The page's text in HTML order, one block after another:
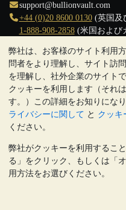
弊社は、お客様のサイト利用
問者をより理解し、サイト訪
を理解し、社外企業のサイト
クッキーを利用します（それ
す。）この詳細をお知りにな
ライバシーに関して と クッキ
ください。
弊社がクッキーを利用するこ
る」をクリック、もしくは「
用方法をお選びください。
support@bullionvault.com
+44 (0)20 8600 0130(英国及
1-888-908-2858(米国および
クリックして通話を
営業時間:
9:00～20:30 (英国), 月曜日
17:00～2:30（日本時間）,
Galmarley Ltd T/A BullionVault
3 Shortlands (7th Floor)
London
W6 8DA
United Kingdom
貴金属の価値は下落する
す。過去の傾向は、将来の価